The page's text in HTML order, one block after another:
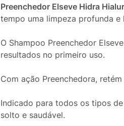
Preenchedor Elseve Hidra
tempo uma limpeza profunda
O Shampoo Preenchedor
resultados no primeiro uso.
Com ação Preenchedora,
Indicado para todos os tipos
solto e saudável.